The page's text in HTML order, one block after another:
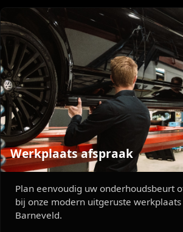
Werkplaats afspraak
Plan eenvoudig uw onderhoudsbeurt
bij onze modern uitgeruste
Barneveld.